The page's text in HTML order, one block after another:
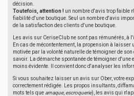
décision.
Toutefois, attention ! un nombre d'avis trop faible
fiabilité d'une boutique. Seul un nombre d'avis
de la satisfaction des clients d'une boutique.
Les avis sur CeriseClub ne sont pas rémunérés, à
En cas de mécontentement, la propension à laisser
motivée par la volonté naturelle de témoigner de
savoir. La démarche spontanée de témoigner
moins évidente. Il convient donc d'analyser les
Si vous souhaitez laisser un avis sur Ober, votre
correctement rédigée. Les propos insultants,
mots tels que arnaque, escroquerie), les avis qui